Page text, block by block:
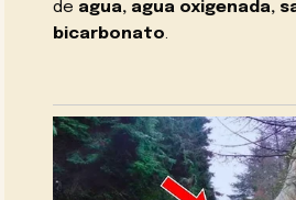
de agua, agua oxigenada,
bicarbonato.